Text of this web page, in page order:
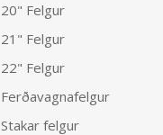
20" Felgur
21" Felgur
22" Felgur
Ferðavagnafelgur
Stakar felgur